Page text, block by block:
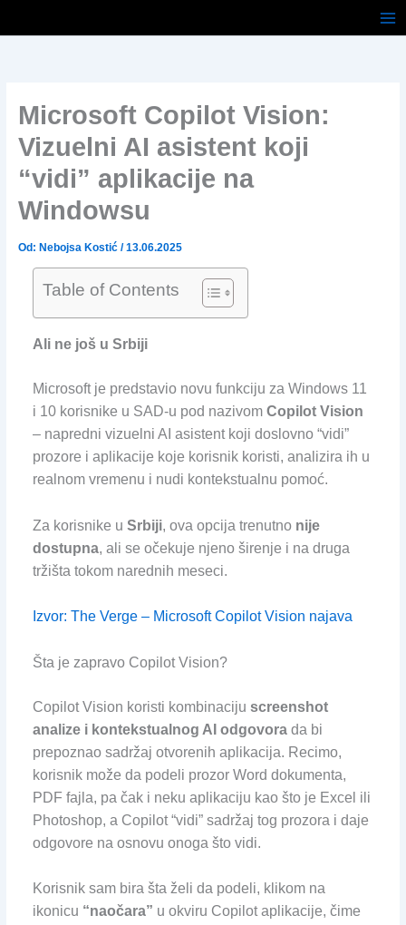
Microsoft Copilot Vision:
Vizuelni AI asistent koji
“vidi” aplikacije na
Windowsu
Od: Nebojsa Kostić /13.06.2025
Table of Contents
Ali ne još u Srbiji
Microsoft je predstavio novu funkciju za Windows 11
i 10 korisnike u SAD-u pod nazivom Copilot Vision
– napredni vizuelni AI asistent koji doslovno “vidi”
prozore i aplikacije koje korisnik koristi, analizira ih u
realnom vremenu i nudi kontekstualnu pomoć.
Za korisnike u Srbiji, ova opcija trenutno nije
dostupna, ali se očekuje njeno širenje i na druga
tržišta tokom narednih meseci.
Izvor: The Verge – Microsoft Copilot Vision najava
Šta je zapravo Copilot Vision?
Copilot Vision koristi kombinaciju screenshot
analize i kontekstualnog AI odgovorada bi
prepoznao sadržaj otvorenih aplikacija. Recimo,
korisnik može da podeli prozor Word dokumenta,
PDF fajla, pa čak i neku aplikaciju kao što je Excel ili
Photoshop, a Copilot “vidi” sadržaj tog prozora i daje
odgovore na osnovu onoga što vidi.
Korisnik sam bira šta želi da podeli, klikom na
ikonicu “naočara” u okviru Copilot aplikacije, čime